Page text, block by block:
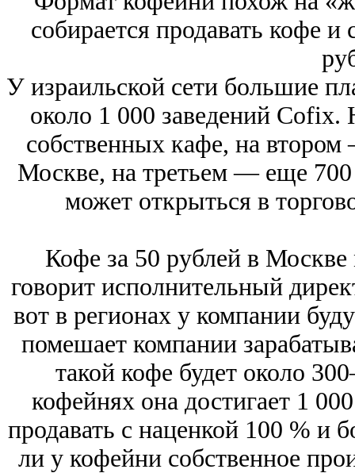
собирается продавать кофе
У израильской сети большие
около 1 000 заведений Cofix.
собственных кафе, на
Москве, на третьем — еще 700
может открыться в
Кофе за 50 рублей в
говорит исполнительный
вот в регионах у компании
помешает компании
такой кофе будет около
кофейнях она достигает 1
продавать с наценкой 100 % и
ли у кофейни собственное